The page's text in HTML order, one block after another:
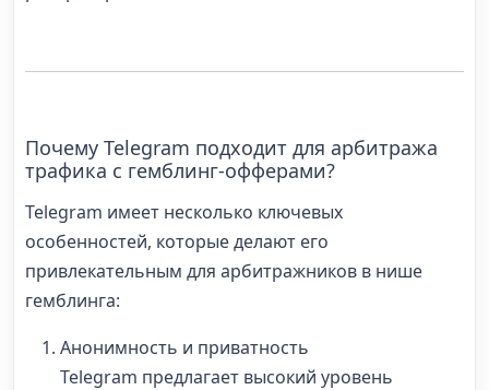
Почему Telegram подходит для арбитража
трафика с гемблинг-офферами?
Telegram имеет несколько ключевых
особенностей, которые делают его
привлекательным для арбитражников в нише
гемблинга:
Анонимность и приватность
Telegram предлагает высокий уровень